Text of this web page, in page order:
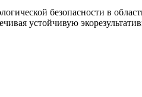
безопасности в
устойчивую